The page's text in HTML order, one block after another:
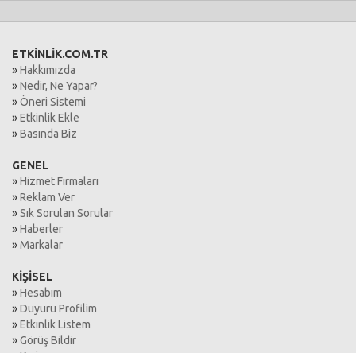
ETKİNLİK.COM.TR
»Hakkımızda
»Nedir, Ne Yapar?
»Öneri Sistemi
»Etkinlik Ekle
»Basında Biz
GENEL
»Hizmet Firmaları
»Reklam Ver
»Sık Sorulan Sorular
»Haberler
»Markalar
KİŞİSEL
»Hesabım
»Duyuru Profilim
»Etkinlik Listem
»Görüş Bildir